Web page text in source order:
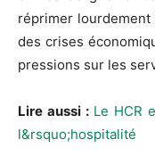
réprimer
des crises
pressions sur les
Lire aussi : Le HCR
l&rsquo;hospitalité